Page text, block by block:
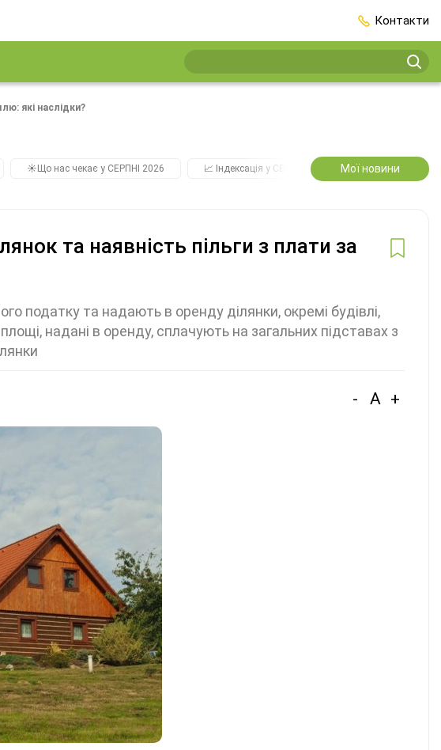
Контакти
які наслідки?
☀️Що нас чекає у СЕРПНІ 2026 📈 Індексація у СЕРПНІ 2️⃣0️⃣2️⃣7️⃣ Усі
Мої новини
та наявність пільги з плати за
податку та надають в оренду ділянки, окремі будівлі,
надані в оренду, сплачують на загальних підставах з
- A +